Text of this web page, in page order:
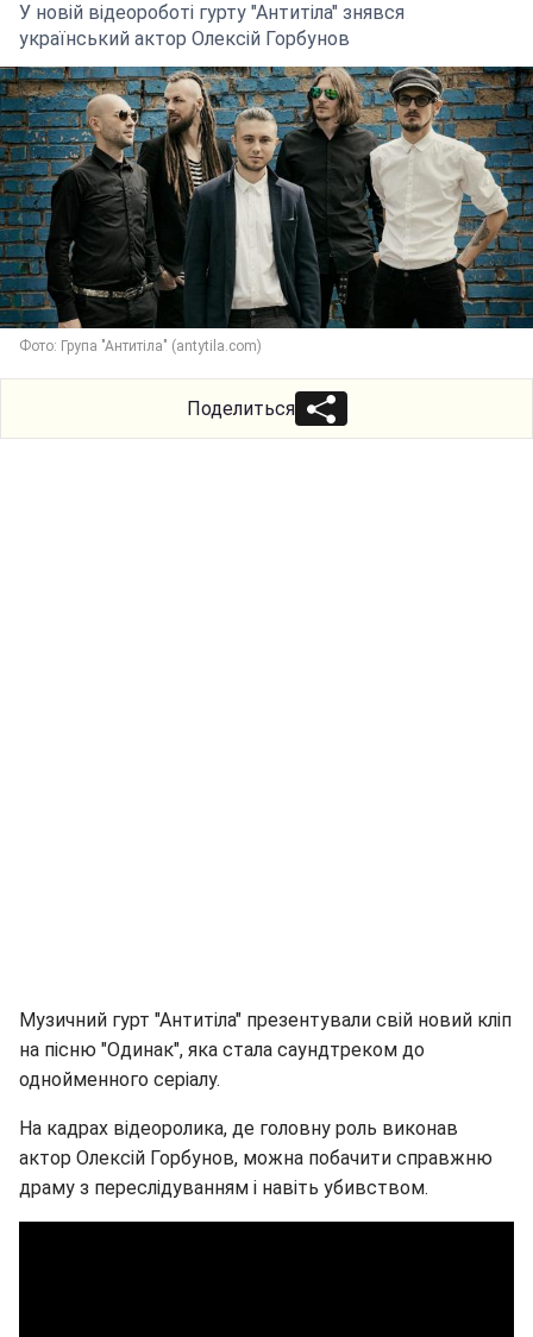
У новій відеороботі гурту "Антитіла" знявся
український актор Олексій Горбунов
Фото: Група "Антитіла" (antytila.com)
Поделиться
Музичний гурт "Антитіла" презентували свій новий кліп
на пісню "Одинак", яка стала саундтреком до
однойменного серіалу.
На кадрах відеоролика, де головну роль виконав
актор Олексій Горбунов, можна побачити справжню
драму з переслідуванням і навіть убивством.